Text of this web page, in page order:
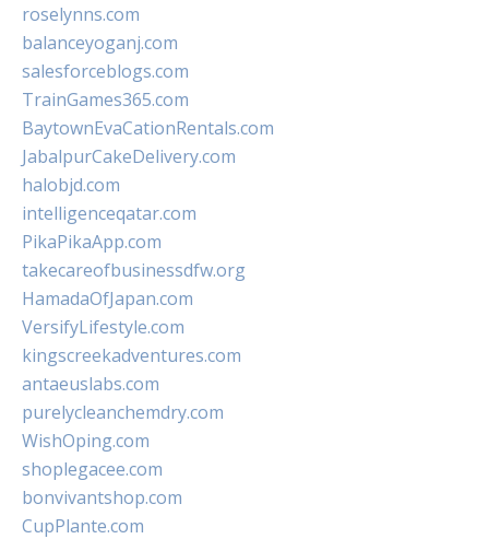
roselynns.com
balanceyoganj.com
salesforceblogs.com
TrainGames365.com
BaytownEvaCationRentals.com
JabalpurCakeDelivery.com
halobjd.com
intelligenceqatar.com
PikaPikaApp.com
takecareofbusinessdfw.org
HamadaOfJapan.com
VersifyLifestyle.com
kingscreekadventures.com
antaeuslabs.com
purelycleanchemdry.com
WishOping.com
shoplegacee.com
bonvivantshop.com
CupPlante.com